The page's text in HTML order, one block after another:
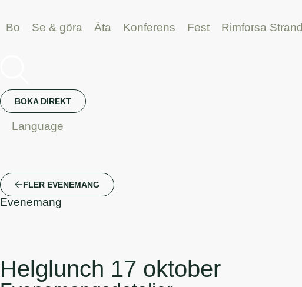
Bo Se & göra Äta Konferens Fest Rimforsa Strand
BOKA DIREKT
Language
FLER EVENEMANG
Evenemang
Helglunch 17 oktober